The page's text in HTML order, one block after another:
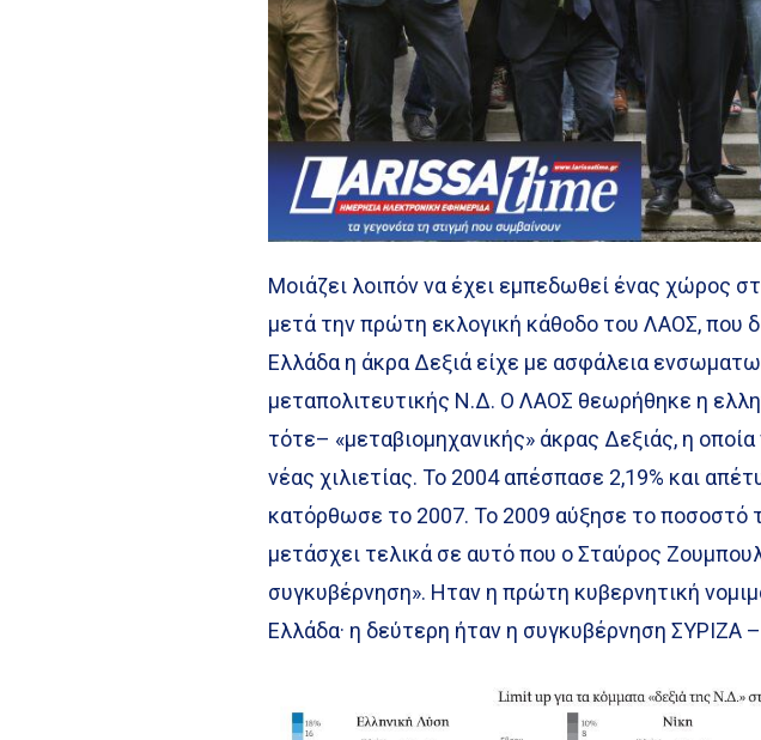
Μοιάζει λοιπόν να έχει εμπεδωθεί ένας χώρος
μετά την πρώτη εκλογική κάθοδο του ΛΑΟΣ, που
Ελλάδα η άκρα Δεξιά είχε με ασφάλεια
μεταπολιτευτικής Ν.Δ. Ο ΛΑΟΣ θεωρήθηκε η
τότε– «μεταβιομηχανικής» άκρας Δεξιάς, η
νέας χιλιετίας. Το 2004 απέσπασε 2,19% και
κατόρθωσε το 2007. Το 2009 αύξησε το ποσοστό
μετάσχει τελικά σε αυτό που ο Σταύρος
συγκυβέρνηση». Ηταν η πρώτη κυβερνητική
Ελλάδα· η δεύτερη ήταν η συγκυβέρνηση ΣΥΡΙΖΑ